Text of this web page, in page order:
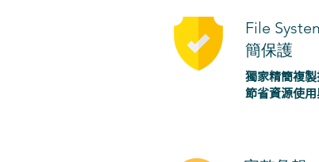
File
簡保護
獨家精簡複
節省資源使用